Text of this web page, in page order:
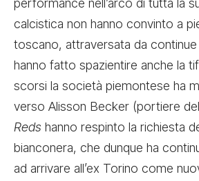
performance nell’arco di tutta la
calcistica non hanno convinto a
toscano, attraversata da
hanno fatto spazientire anche la
scorsi la società piemontese ha
verso Alisson Becker (portiere
Reds hanno respinto la richiesta
bianconera, che dunque ha
ad arrivare all’ex Torino come